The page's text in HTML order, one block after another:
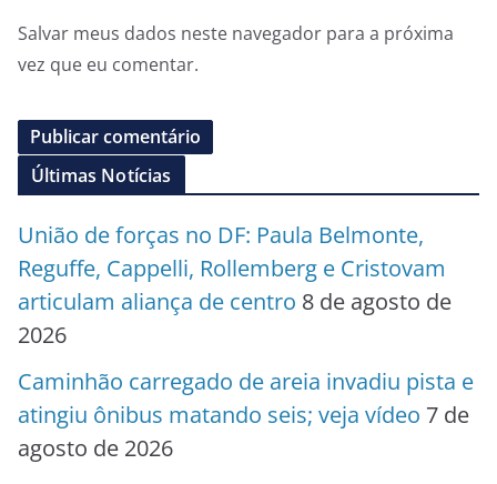
Salvar meus dados neste navegador para a próxima
vez que eu comentar.
Últimas Notícias
União de forças no DF: Paula Belmonte,
Reguffe, Cappelli, Rollemberg e Cristovam
articulam aliança de centro 8 de agosto de
2026
Caminhão carregado de areia invadiu pista e
atingiu ônibus matando seis; veja vídeo 7 de
agosto de 2026